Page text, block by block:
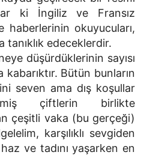
ki İngiliz ve Fransız
haberlerinin okuyucuları,
edeceklerdir.
düşürdüklerinin sayısı
Bütün bunların
seven ama dış koşullar
çiftlerin birlikte
çeşitli vaka (bu gerçeği)
karşılıklı sevgiden
ve tadını yaşarken en